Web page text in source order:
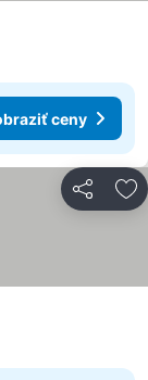
ceny
Zdieľať